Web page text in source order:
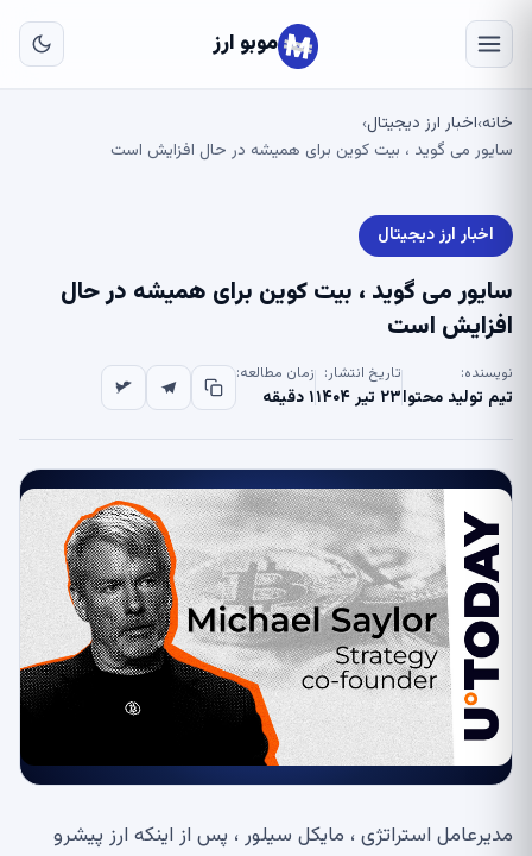
موبو ارز
خانه›اخبار ارز دیجیتال›
سایور می گوید ، بیت کوین برای همیشه در حال افزایش است
اخبار ارز دیجیتال
سایور می گوید ، بیت کوین برای همیشه در حال
افزایش است
نویسنده:
تیم تولید محتوا
تاریخ انتشار:
۲۳ تیر ۱۴۰۴
زمان مطالعه:
۱ دقیقه
مدیرعامل استراتژی ، مایکل سیلور ، پس از اینکه ارز پیشرو